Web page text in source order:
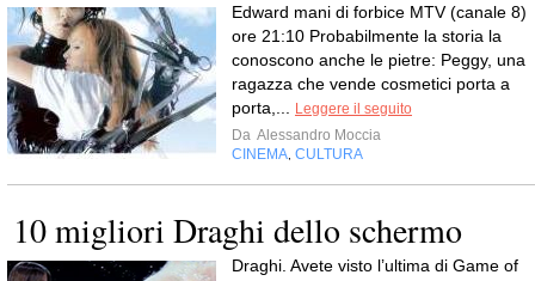
Edward mani di forbice MTV (canale 8)
ore 21:10 Probabilmente la storia la
conoscono anche le pietre: Peggy, una
ragazza che vende cosmetici porta a
porta,...
Leggere il seguito
Da Alessandro Moccia
CINEMA CULTURA
10 migliori Draghi dello schermo
Draghi. Avete visto l’ultima di Game of